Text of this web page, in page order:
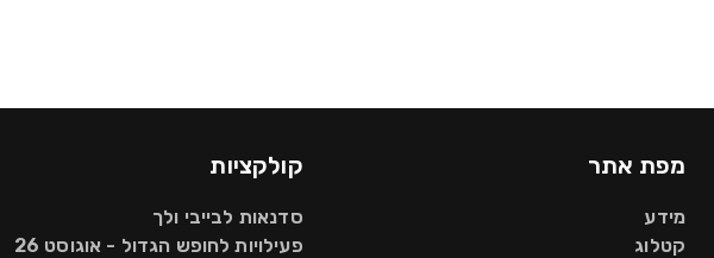
מפת אתר
מידע
קטלוג
קולקציות
סדנאות לבייבי ולך
פעילויות לחופש הגדול - אוגוסט 26